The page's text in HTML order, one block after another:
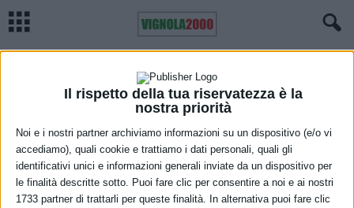
Il rispetto della tua riservatezza è la
nostra priorità
Noi e i nostri partner archiviamo informazioni su un dispositivo (e/o vi
accediamo), quali cookie e trattiamo i dati personali, quali gli
identificativi unici e informazioni generali inviate da un dispositivo per
le finalità descritte sotto. Puoi fare clic per consentire a noi e ai nostri
1733 partner di trattarli per queste finalità. In alternativa puoi fare clic
Home Meteo Previsioni meteo Emilia Romagna, sabato 12 giugno
Previsioni meteo Emilia Romagna,
sabato 12 giugno
11 Giugno 2021